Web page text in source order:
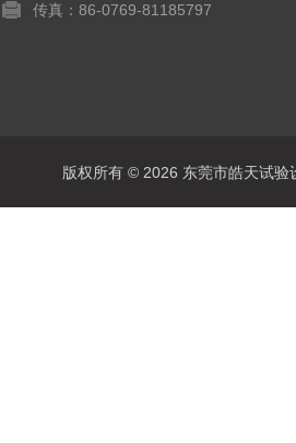
传真：86-0769-81185797
版权所有 © 2026 东莞市皓天试